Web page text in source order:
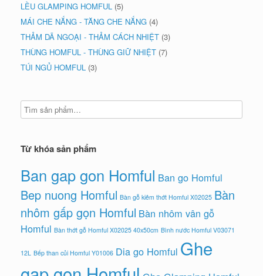
LỀU GLAMPING HOMFUL (5)
MÁI CHE NẮNG - TĂNG CHE NẮNG (4)
THẢM DÃ NGOẠI - THẢM CÁCH NHIỆT (3)
THÙNG HOMFUL - THÙNG GIỮ NHIỆT (7)
TÚI NGỦ HOMFUL (3)
Từ khóa sản phẩm
Ban gap gon Homful Ban go Homful
Bep nuong Homful Bàn gỗ kiêm thớt Homful X02025 Bàn
nhôm gấp gọn Homful Bàn nhôm vân gỗ
Homful Bàn thớt gỗ Homful X02025 40x50cm Bình nước Homful V03071
12L Bếp than củi Homful Y01006 Dia go Homful Ghe